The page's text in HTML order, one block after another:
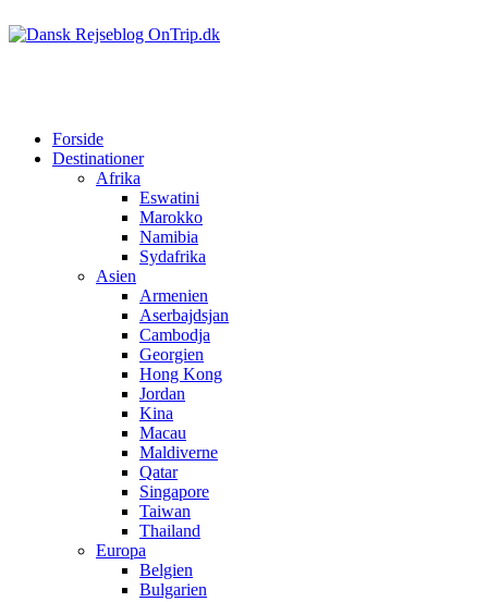
Forside
Destinationer
Afrika
Eswatini
Marokko
Namibia
Sydafrika
Asien
Armenien
Aserbajdsjan
Cambodja
Georgien
Hong Kong
Jordan
Kina
Macau
Maldiverne
Qatar
Singapore
Taiwan
Thailand
Europa
Belgien
Bulgarien